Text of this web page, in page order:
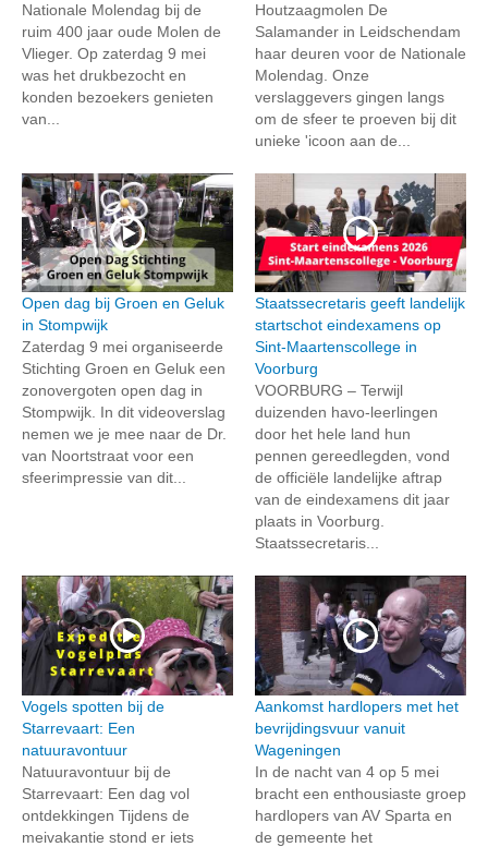
Nationale Molendag bij de
ruim 400 jaar oude Molen de
Vlieger. Op zaterdag 9 mei
was het drukbezocht en
konden bezoekers genieten
van...
Houtzaagmolen De
Salamander in Leidschendam
haar deuren voor de Nationale
Molendag. Onze
verslaggevers gingen langs
om de sfeer te proeven bij dit
unieke 'icoon aan de...
Open dag bij Groen en Geluk
in Stompwijk
Zaterdag 9 mei organiseerde
Stichting Groen en Geluk een
zonovergoten open dag in
Stompwijk. In dit videoverslag
nemen we je mee naar de Dr.
van Noortstraat voor een
sfeerimpressie van dit...
Staatssecretaris geeft landelijk
startschot eindexamens op
Sint-Maartenscollege in
Voorburg
VOORBURG – Terwijl
duizenden havo-leerlingen
door het hele land hun
pennen gereedlegden, vond
de officiële landelijke aftrap
van de eindexamens dit jaar
plaats in Voorburg.
Staatssecretaris...
Vogels spotten bij de
Starrevaart: Een
natuuravontuur
Natuuravontuur bij de
Starrevaart: Een dag vol
ontdekkingen Tijdens de
meivakantie stond er iets
Aankomst hardlopers met het
bevrijdingsvuur vanuit
Wageningen
In de nacht van 4 op 5 mei
bracht een enthousiaste groep
hardlopers van AV Sparta en
de gemeente het